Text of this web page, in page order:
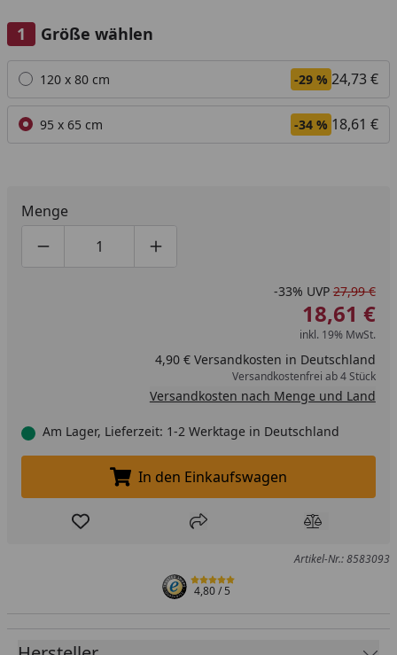
Größe wählen
Alle anzeigen (2)
120 x 80 cm -29 % 24,73 €
95 x 65 cm -34 % 18,61 €
Menge
Produktmenge um eins verringern
Produktmenge manuell eingeben
Produktmenge um eins erhöhen
-33% UVP 27,99 €
18,61 €
inkl. 19% MwSt.
4,90 € Versandkosten in Deutschland
Versandkostenfrei ab 4 Stück
Versandkosten nach Menge und Land
Am Lager, Lieferzeit: 1-2 Werktage in Deutschland
In den Einkaufswagen legen
In den Einkaufswagen
Produkt zur Wunschliste hinzufügen
Teilen Produkt
Artikel-Nr.: 8583093
4,80/ 5